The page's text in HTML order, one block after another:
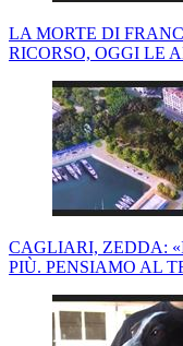
LA MORTE DI
RICORSO, OGGI LE
CAGLIARI, ZEDDA:
PIÙ. PENSIAMO AL